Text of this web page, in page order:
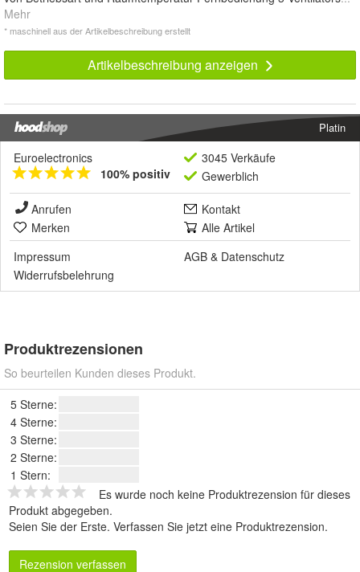
Mehr
* maschinell aus der Artikelbeschreibung erstellt
Artikelbeschreibung anzeigen
Platin
Euroelectronics
100% positiv
3045 Verkäufe
Gewerblich
Anrufen
Kontakt
Merken
Alle Artikel
Impressum
AGB & Datenschutz
Widerrufsbelehrung
Produktrezensionen
So beurteilen Kunden dieses Produkt.
5 Sterne:
4 Sterne:
3 Sterne:
2 Sterne:
1 Stern:
Es wurde noch keine Produktrezension für dieses
Produkt abgegeben.
Seien Sie der Erste. Verfassen Sie jetzt eine Produktrezension.
Rezension verfassen